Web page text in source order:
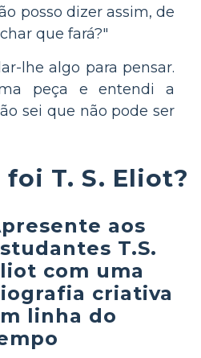
posso dizer assim, de
que fará?"
lhe algo para pensar.
peça e entendi a
sei que não pode ser
foi T. S. Eliot?
aos
T.S.
com uma
criativa
linha do